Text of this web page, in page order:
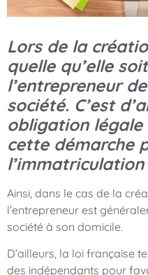
Lors de la
quelle qu’elle
l’entrepreneur
société. C’est
obligation légale
cette démarche
Ainsi, dans le cas de la
l’entrepreneur est
société à son domicile.
D’ailleurs, la loi française
des indépendants pour